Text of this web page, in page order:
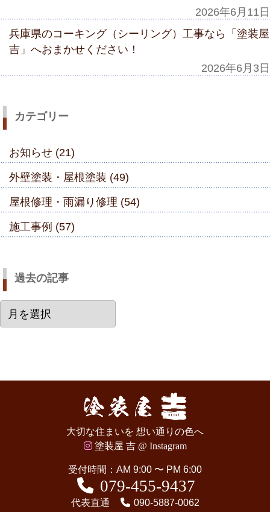
2026年6月11日
兵庫県のコーキング（シーリング）工事なら「塗装屋
吉」へおまかせください！
2026年6月3日
カテゴリー
お知らせ (21)
外壁塗装・屋根塗装 (49)
屋根修理・雨漏り修理 (54)
施工事例 (57)
過去の記事
去
大切な住まいを 想い通りの色へ
塗装屋 吉 @ Instagram
受付時間：AM 9:00 〜 PM 6:00
079-455-9437
代表直通 090-5887-0062